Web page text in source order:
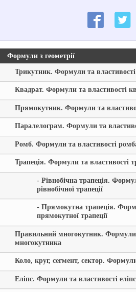
Формули з геометрії
Трикутник. Формули та
Квадрат. Формули та властивості
Прямокутник. Формули та
Паралелограм. Формули та
Ромб. Формули та властивості
Трапеція. Формули та властивості
- Рівнобічна трапеція.
рівнобічної трапеції
- Прямокутна трапеція.
прямокутної трапеції
Правильний многокутник. Формули
многокутника
Коло, круг, сегмент, сектор.
Еліпс. Формули та властивості